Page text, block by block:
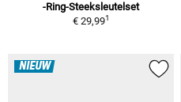
-Ring-Steeksleutelset
€ 29,991
NIEUW